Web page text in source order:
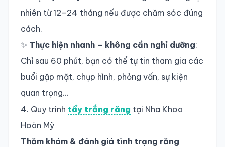
nhiên từ 12–24 tháng nếu được chăm sóc đúng
cách.
✨ Thực hiện nhanh – không cần nghỉ dưỡng:
Chỉ sau 60 phút, bạn có thể tự tin tham gia các
buổi gặp mặt, chụp hình, phỏng vấn, sự kiện
quan trọng…
4. Quy trình tẩy trắng răng tại Nha Khoa
Hoàn Mỹ
Thăm khám & đánh giá tình trạng răng